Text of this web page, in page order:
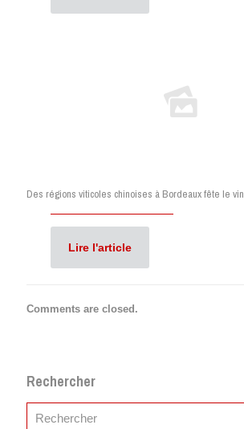
Des régions viticoles chinoises à Bordeaux fête le vin
Lire l'article
Comments are closed.
Rechercher